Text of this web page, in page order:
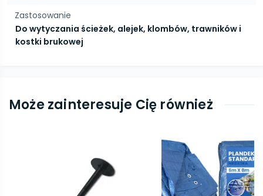
Zastosowanie
Do wytyczania ścieżek, alejek, klombów, trawników i
kostki brukowej
Może zainteresuje Cię również